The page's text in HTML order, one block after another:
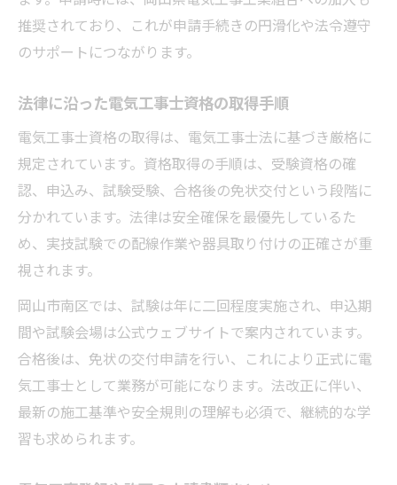
推奨されており、これが申請手続きの円滑化や法令遵守
のサポートにつながります。
法律に沿った電気工事士資格の取得手順
電気工事士資格の取得は、電気工事士法に基づき厳格に
規定されています。資格取得の手順は、受験資格の確
認、申込み、試験受験、合格後の免状交付という段階に
分かれています。法律は安全確保を最優先しているた
め、実技試験での配線作業や器具取り付けの正確さが重
視されます。
岡山市南区では、試験は年に二回程度実施され、申込期
間や試験会場は公式ウェブサイトで案内されています。
合格後は、免状の交付申請を行い、これにより正式に電
気工事士として業務が可能になります。法改正に伴い、
最新の施工基準や安全規則の理解も必須で、継続的な学
習も求められます。